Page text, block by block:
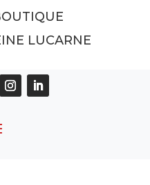
LUCARNE